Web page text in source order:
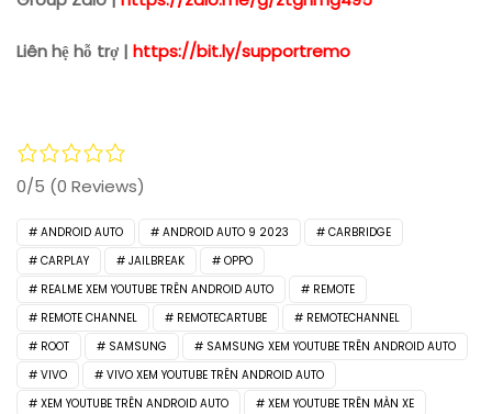
Liên hệ hỗ trợ | https://bit.ly/supportremo
0/5 (0 Reviews)
ANDROID AUTO ANDROID AUTO 9 2023
CARBRIDGE
CARPLAY
JAILBREAK
OPPO
REALME XEM YOUTUBE TRÊN ANDROID AUTO
REMOTE
REMOTE CHANNEL
REMOTECARTUBE
REMOTECHANNEL
ROOT
SAMSUNG
SAMSUNG XEM YOUTUBE TRÊN ANDROID AUTO
VIVO
VIVO XEM YOUTUBE TRÊN ANDROID AUTO
XEM YOUTUBE TRÊN ANDROID AUTO
XEM YOUTUBE TRÊN MÀN XE